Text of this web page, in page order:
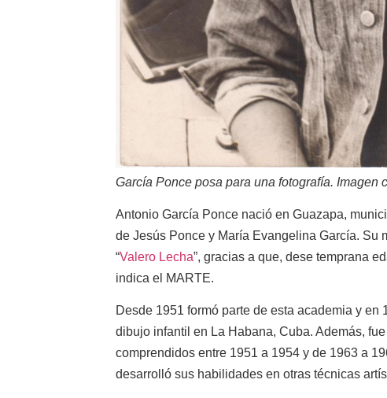
García Ponce posa para una fotografía. Imagen
Antonio García Ponce nació en Guazapa,
de Jesús Ponce y María Evangelina García. Su
“Valero Lecha”, gracias a que, dese temprana
indica el MARTE.
Desde 1951 formó parte de esta academia y
dibujo infantil en La Habana, Cuba. Además,
comprendidos entre 1951 a 1954 y de 1963 a
desarrolló sus habilidades en otras técnicas